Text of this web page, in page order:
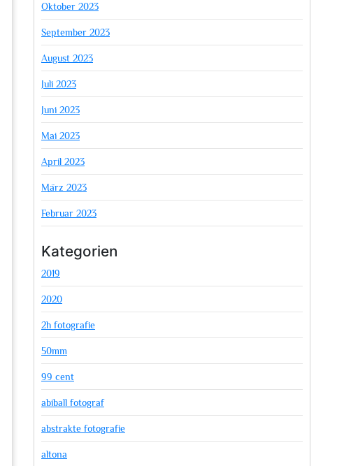
Oktober 2023
September 2023
August 2023
Juli 2023
Juni 2023
Mai 2023
April 2023
März 2023
Februar 2023
Kategorien
2019
2020
2h fotografie
50mm
99 cent
abiball fotograf
abstrakte fotografie
altona